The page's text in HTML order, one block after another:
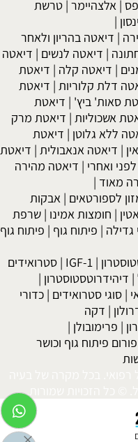
| אלצהיימר |טרשת
|
| דיאטה בהריון ולאחר
| דיאטה לנשים | דיאטה
| דיאטה קלה | דיאטת
דלת קלוריות | דיאטת
סאות' ביץ' | דיאטת
אשכוליות | דיאטת מרק
ללא גלוטן | דיאטת
| דיאטה אנאבולית | דיאטת
ואחרי | דיאטה מהירה
מאוד |
לספורטאים | אבקות
| חומצות אמינו |שרפת
גדילה | פיתוח גוף | פיתוח גוף
|
IGF-1
|סטרואידים
| דיהידרוטסטוסטרון |
| סוגי סטרואידים | כדורי
| דקה
| פרימובולן |
פורום פיתוח גוף וכושר
רפואי. בכל מקרה של בעיה
© כל הזכויות שמורות.